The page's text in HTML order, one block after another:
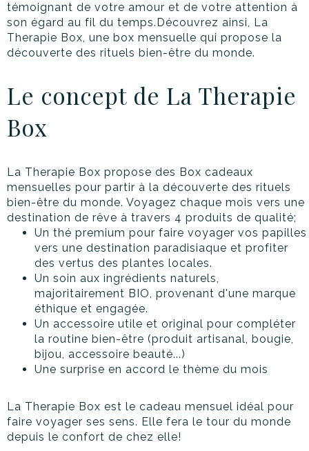
témoignant de votre amour et de votre attention à
son égard au fil du temps.Découvrez ainsi, La
Therapie Box, une box mensuelle qui propose la
découverte des rituels bien-être du monde.
Le concept de La Therapie
Box
La Therapie Box propose des Box cadeaux
mensuelles pour partir à la découverte des rituels
bien-être du monde. Voyagez chaque mois vers une
destination de rêve à travers 4 produits de qualité;
Un thé premium pour faire voyager vos papilles
vers une destination paradisiaque et profiter
des vertus des plantes locales.
Un soin aux ingrédients naturels,
majoritairement BIO, provenant d'une marque
éthique et engagée.
Un accessoire utile et original pour compléter
la routine bien-être (produit artisanal, bougie,
bijou, accessoire beauté...)
Une surprise en accord le thème du mois
La Therapie Box est le cadeau mensuel idéal pour
faire voyager ses sens. Elle fera le tour du monde
depuis le confort de chez elle!